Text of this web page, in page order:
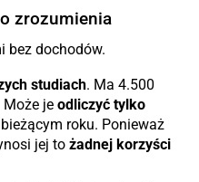
zrozumienia
bez dochodów.
studiach. Ma 4.500
Może je odliczyć tylko
roku. Ponieważ
jej to żadnej korzyści